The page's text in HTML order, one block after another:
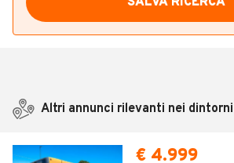
Altri annunci rilevanti nei dintorni